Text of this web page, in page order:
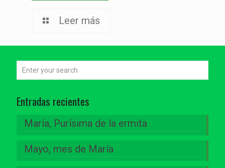
Leer más
Entradas recientes
María, Purísima de la ermita
Mayo, mes de María